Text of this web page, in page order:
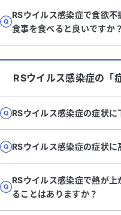
RSウイルス感染症で食欲不
食事を食べると良いですか？
RSウイルス感染症の「
RSウイルス感染症の症状に
RSウイルス感染症の症状に
RSウイルス感染症で熱が上
ることはありますか？